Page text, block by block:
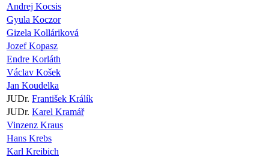
Andrej Kocsis
Gyula Koczor
Gizela Kolláriková
Jozef Kopasz
Endre Korláth
Václav Košek
Jan Koudelka
JUDr. František Králík
JUDr. Karel Kramář
Vinzenz Kraus
Hans Krebs
Karl Kreibich